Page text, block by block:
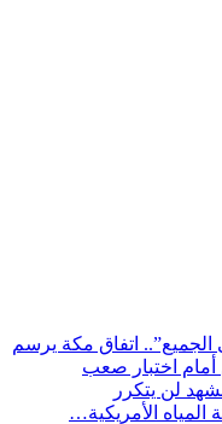
اتفاق مكة يرسم
أمام اختبار صعب
لن يتكرر
الأمريكية…